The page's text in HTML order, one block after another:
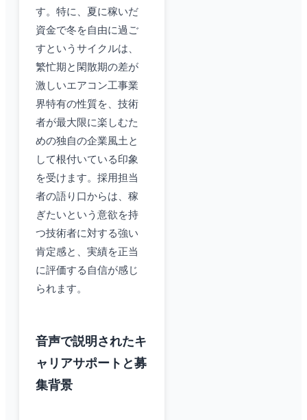
す。特に、夏に稼いだ
資金で冬を自由に過ご
すというサイクルは、
繁忙期と閑散期の差が
激しいエアコン工事業
界特有の性質を、技術
者が最大限に楽しむた
めの独自の企業風土と
して根付いている印象
を受けます。採用担当
者の語り口からは、稼
ぎたいという意欲を持
つ技術者に対する強い
肯定感と、実績を正当
に評価する自信が感じ
られます。
音声で説明されたキ
ャリアサポートと募
集背景